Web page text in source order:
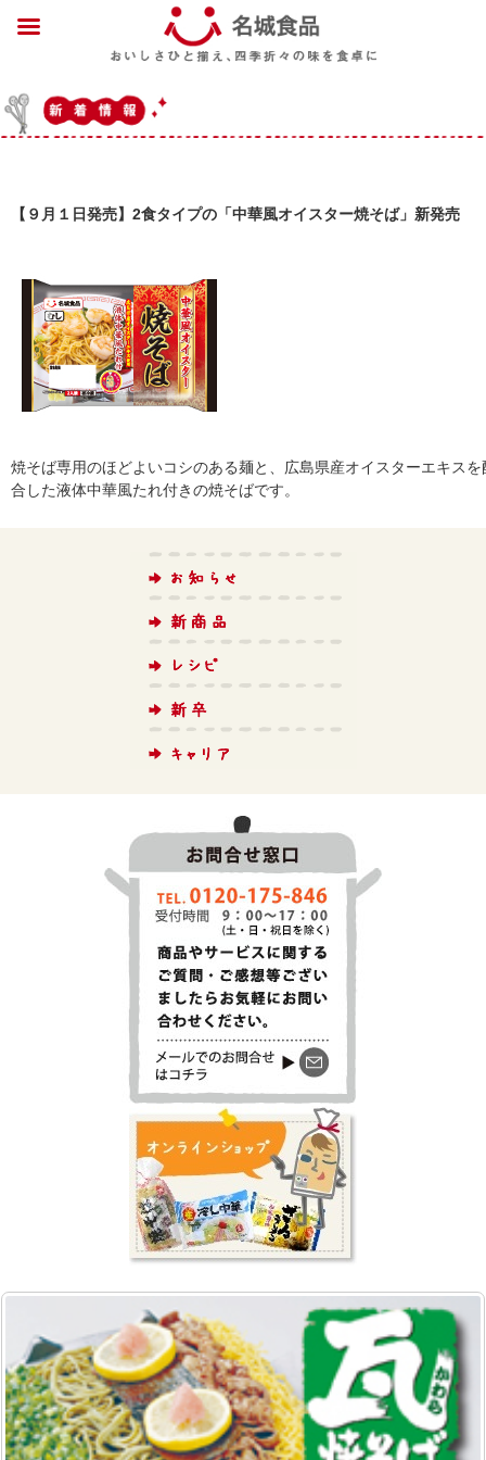
【９月１日発売】2食タイプの「中華風オイスター焼そば」新発売
焼そば専用のほどよいコシのある麺と、広島県産オイスターエキスを
合した液体中華風たれ付きの焼そばです。